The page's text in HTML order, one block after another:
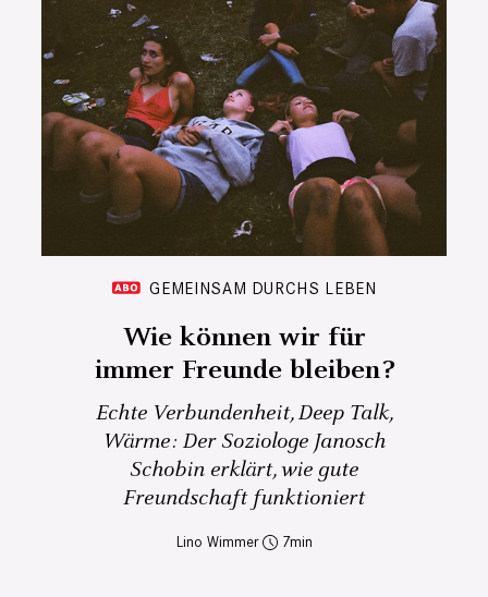
GEMEINSAM DURCHS LEBEN
Wie können wir für
immer Freunde bleiben?
Echte Verbundenheit, Deep Talk,
Wärme: Der Soziologe Janosch
Schobin erklärt, wie gute
Freundschaft funktioniert
Lino Wimmer 7